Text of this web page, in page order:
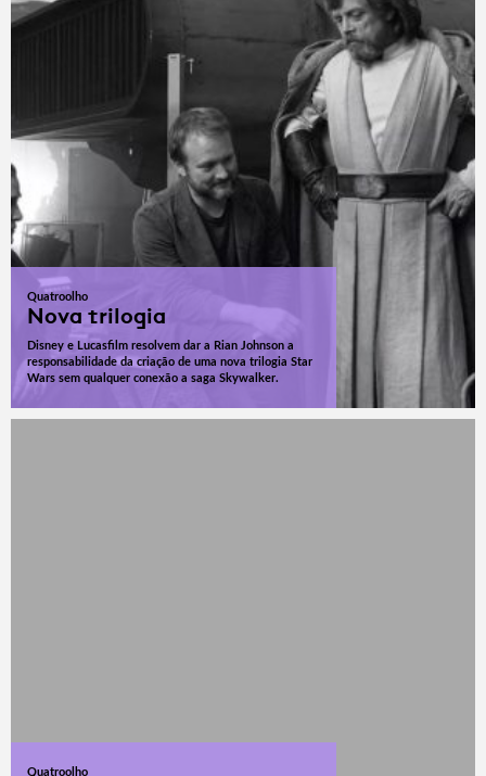
Quatroolho
Nova trilogia
Disney e Lucasfilm resolvem dar a Rian Johnson a
responsabilidade da criação de uma nova trilogia Star
Wars sem qualquer conexão a saga Skywalker.
Quatroolho